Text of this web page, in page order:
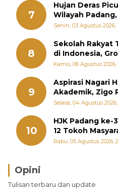
7
Hujan Deras
Wilayah
Perintahkan
Senin, 03 Agustus 2026,
8
Sekolah Rakyat
di Indonesia,
September
Kamis, 06 Agustus
9
Aspirasi Nagari
Akademik, Zigo
Diperjuangkan
Selasa, 04 Agustus
10
HJK Padang ke-
12 Tokoh
Penghargaan
Rabu, 05 Agustus 2026,
Opini
Tulisan terbaru dan update
Brasil Lebih Diunggulkan,
Punya Cara Membuat